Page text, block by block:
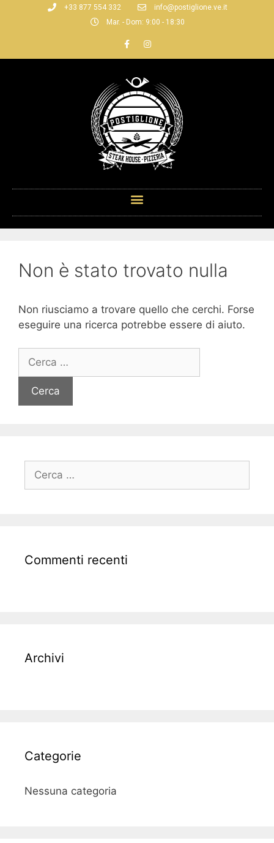
+33 877 554 332
info@postiglione.ve.it
Mar. - Dom: 9:00 - 18:30
Non è stato trovato nulla
Non riusciamo a trovare quello che cerchi. Forse
eseguire una ricerca potrebbe essere di aiuto.
Commenti recenti
Archivi
Categorie
Nessuna categoria